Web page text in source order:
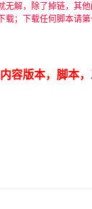
解，除了掉链，其他
；下载任何脚本请第
容版本，脚本